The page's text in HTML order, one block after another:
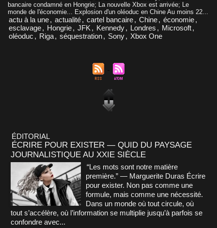
bancaire condamné en Hongrie; La nouvelle Xbox est arrivée; Le
monde de l'économie... Explosion d'un oléoduc en Chine Au moins 22...
actu à la une, actualité, cartel bancaire, Chine, économie,
esclavage, Hongrie, JFK , Kennedy, Londres , Microsoft,
oléoduc , Riga, séquestration, Sony, Xbox One
ÉDITORIAL
ÉCRIRE POUR EXISTER — QUID DU PAYSAGE
JOURNALISTIQUE AU XXIE SIÈCLE
“Les mots sont notre matière
première.” — Marguerite Duras Écrire
pour exister. Non pas comme une
formule, mais comme une nécessité.
Dans un monde où tout circule, où
tout s’accélère, où l’information se multiplie jusqu’à parfois se
confondre avec...